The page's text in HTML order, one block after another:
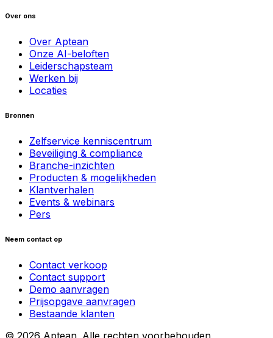
Over ons
Over Aptean
Onze AI-beloften
Leiderschapsteam
Werken bij
Locaties
Bronnen
Zelfservice kenniscentrum
Beveiliging & compliance
Branche-inzichten
Producten & mogelijkheden
Klantverhalen
Events & webinars
Pers
Neem contact op
Contact verkoop
Contact support
Demo aanvragen
Prijsopgave aanvragen
Bestaande klanten
© 2026 Aptean. Alle rechten voorbehouden.